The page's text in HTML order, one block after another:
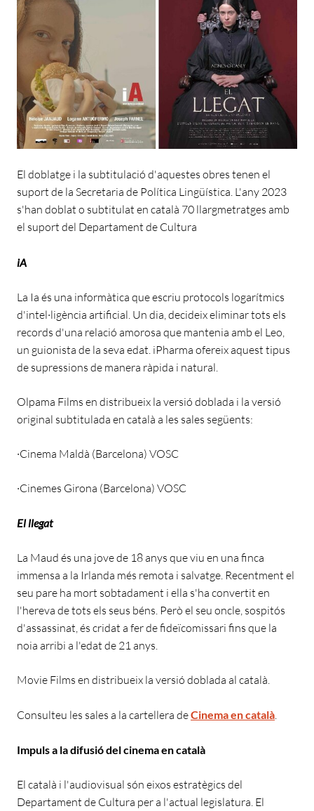
El doblatge i la subtitulació d'aquestes obres tenen el
suport de la Secretaria de Política Lingüística. L'any 2023
s'han doblat o subtitulat en català 70 llargmetratges amb
el suport del Departament de Cultura
iA
La Ia és una informàtica que escriu protocols logarítmics
d'intel·ligència artificial. Un dia, decideix eliminar tots els
records d'una relació amorosa que mantenia amb el Leo,
un guionista de la seva edat. iPharma ofereix aquest tipus
de supressions de manera ràpida i natural.
Olpama Films en distribueix la versió doblada i la versió
original subtitulada en català a les sales següents:
·Cinema Maldà (Barcelona) VOSC
·Cinemes Girona (Barcelona) VOSC
El llegat
La Maud és una jove de 18 anys que viu en una finca
immensa a la Irlanda més remota i salvatge. Recentment el
seu pare ha mort sobtadament i ella s'ha convertit en
l'hereva de tots els seus béns. Però el seu oncle, sospitós
d'assassinat, és cridat a fer de fideïcomissari fins que la
noia arribi a l'edat de 21 anys.
Movie Films en distribueix la versió doblada al català.
Consulteu les sales a la cartellera deCinema en català
Impuls a la difusió del cinema en català
El català i l'audiovisual són eixos estratègics del
Departament de Cultura per a l'actual legislatura. El